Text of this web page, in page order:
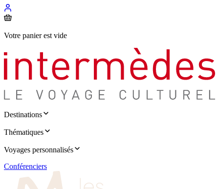
Votre panier est vide
Destinations
Thématiques
Voyages personnalisés
Conférenciers